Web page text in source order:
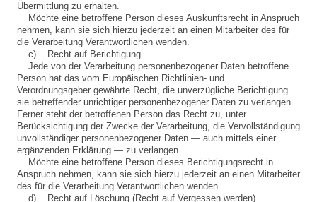
Übermittlung zu erhalten.
Möchte eine betroffene Person dieses Auskunftsrecht in Anspruch
nehmen, kann sie sich hierzu jederzeit an einen Mitarbeiter des für
die Verarbeitung Verantwortlichen wenden.
c) Recht auf Berichtigung
Jede von der Verarbeitung personenbezogener Daten betroffene
Person hat das vom Europäischen Richtlinien- und
Verordnungsgeber gewährte Recht, die unverzügliche Berichtigung
sie betreffender unrichtiger personenbezogener Daten zu verlangen.
Ferner steht der betroffenen Person das Recht zu, unter
Berücksichtigung der Zwecke der Verarbeitung, die Vervollständigung
unvollständiger personenbezogener Daten — auch mittels einer
ergänzenden Erklärung — zu verlangen.
Möchte eine betroffene Person dieses Berichtigungsrecht in
Anspruch nehmen, kann sie sich hierzu jederzeit an einen Mitarbeiter
des für die Verarbeitung Verantwortlichen wenden.
d) Recht auf Löschung (Recht auf Vergessen werden)